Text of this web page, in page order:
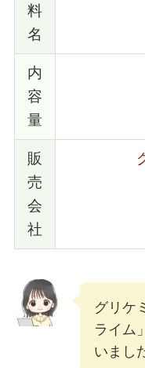
料
名
内
容
量
販
売
会
社
グリケ
ライム
いまし